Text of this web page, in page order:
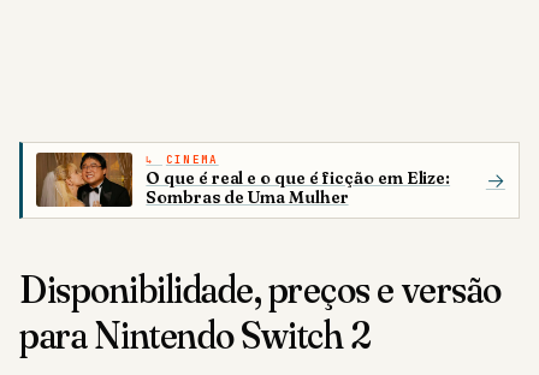
CINEMA
O que é real e o que é ficção em Elize:
Sombras de Uma Mulher
→
Disponibilidade, preços e versão
para Nintendo Switch 2